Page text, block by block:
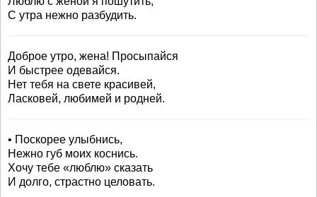
С утра нежно разбудить.
Доброе утро, жена! Просыпайся
И быстрее одевайся.
Нет тебя на свете красивей,
Ласковей, любимей и родней.
• Поскорее улыбнись,
Нежно губ моих коснись.
Хочу тебе «люблю» сказать
И долго, страстно целовать.